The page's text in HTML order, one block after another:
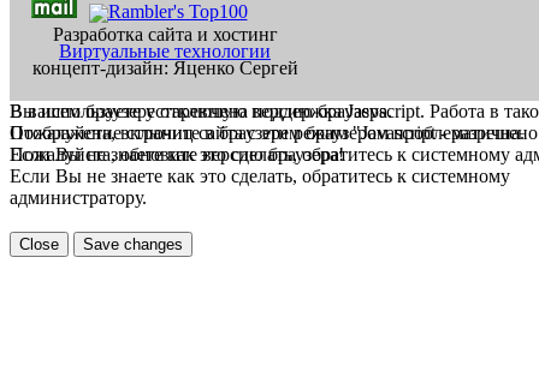
Разработка сайта и хостинг
Виртуальные технологии
концепт-дизайн: Яценко Сергей
В вашем браузере отключена поддержка Jasvscript. Работа в
Пожалуйста, включите в браузере режим "Javascript -
Если Вы не знаете как это сделать, обратитесь к системному
Вы используете устаревшую версию браузера.
Отображение страниц сайта с этим браузером проблематична.
Пожалуйста, обновите версию браузера!
Если Вы не знаете как это сделать, обратитесь к системному
администратору.
Close Save changes